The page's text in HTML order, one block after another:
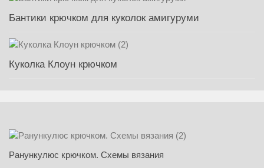
Бантики крючком для куколок амигуруми
Куколка Клоун крючком
Ранункулюс крючком. Схемы вязания